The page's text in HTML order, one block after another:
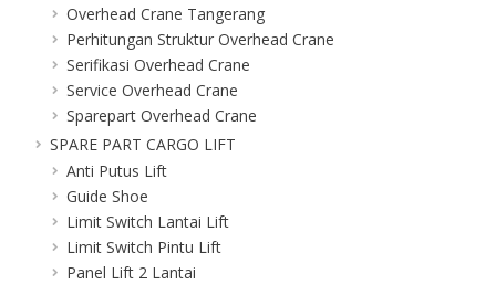
Overhead Crane Tangerang
Perhitungan Struktur Overhead Crane
Serifikasi Overhead Crane
Service Overhead Crane
Sparepart Overhead Crane
SPARE PART CARGO LIFT
Anti Putus Lift
Guide Shoe
Limit Switch Lantai Lift
Limit Switch Pintu Lift
Panel Lift 2 Lantai